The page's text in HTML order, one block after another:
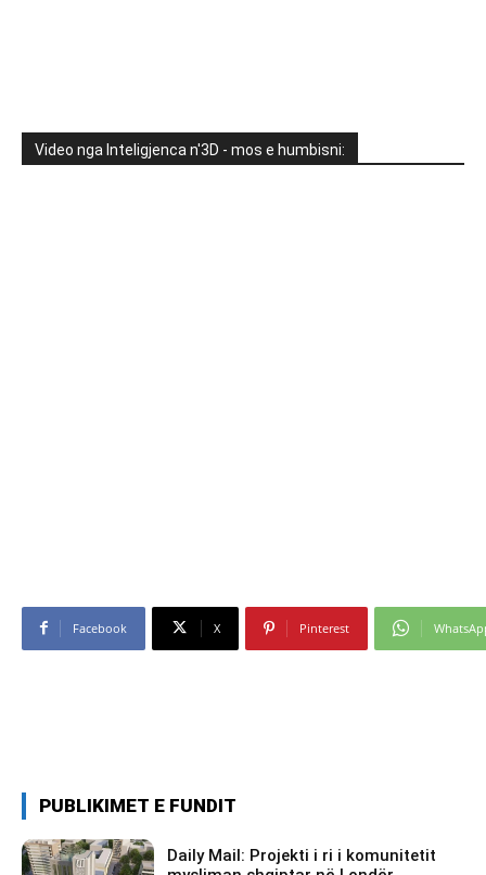
Video nga Inteligjenca n'3D - mos e humbisni:
Facebook X Pinterest
PUBLIKIMET E FUNDIT
Daily Mail: Projekti i ri i komunitetit